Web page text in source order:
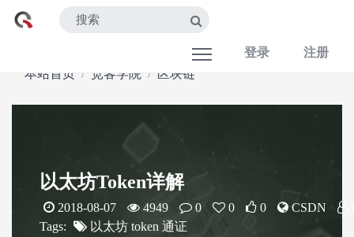
登录
注册
本站首页
宽客学院 区块链
以太坊Token详解
2018-08-07 4949 0 0 0 CSDN
Tags:
以太坊 token 通证